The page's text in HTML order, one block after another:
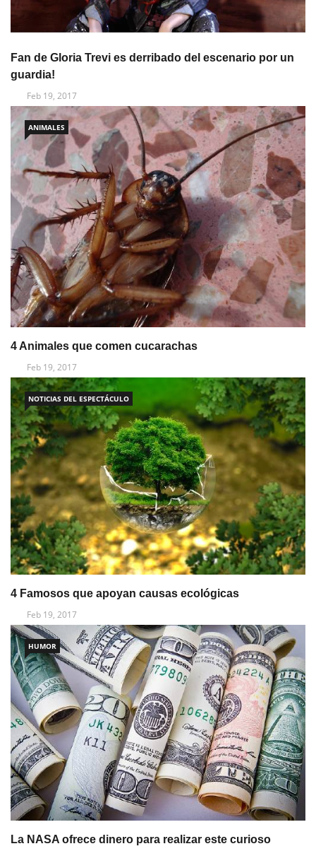
Fan de Gloria Trevi es derribado del escenario por un
guardia!
Feb 19, 2017
ANIMALES
4 Animales que comen cucarachas
Feb 19, 2017
NOTICIAS DEL ESPECTÁCULO
4 Famosos que apoyan causas ecológicas
Feb 19, 2017
HUMOR
La NASA ofrece dinero para realizar este curioso